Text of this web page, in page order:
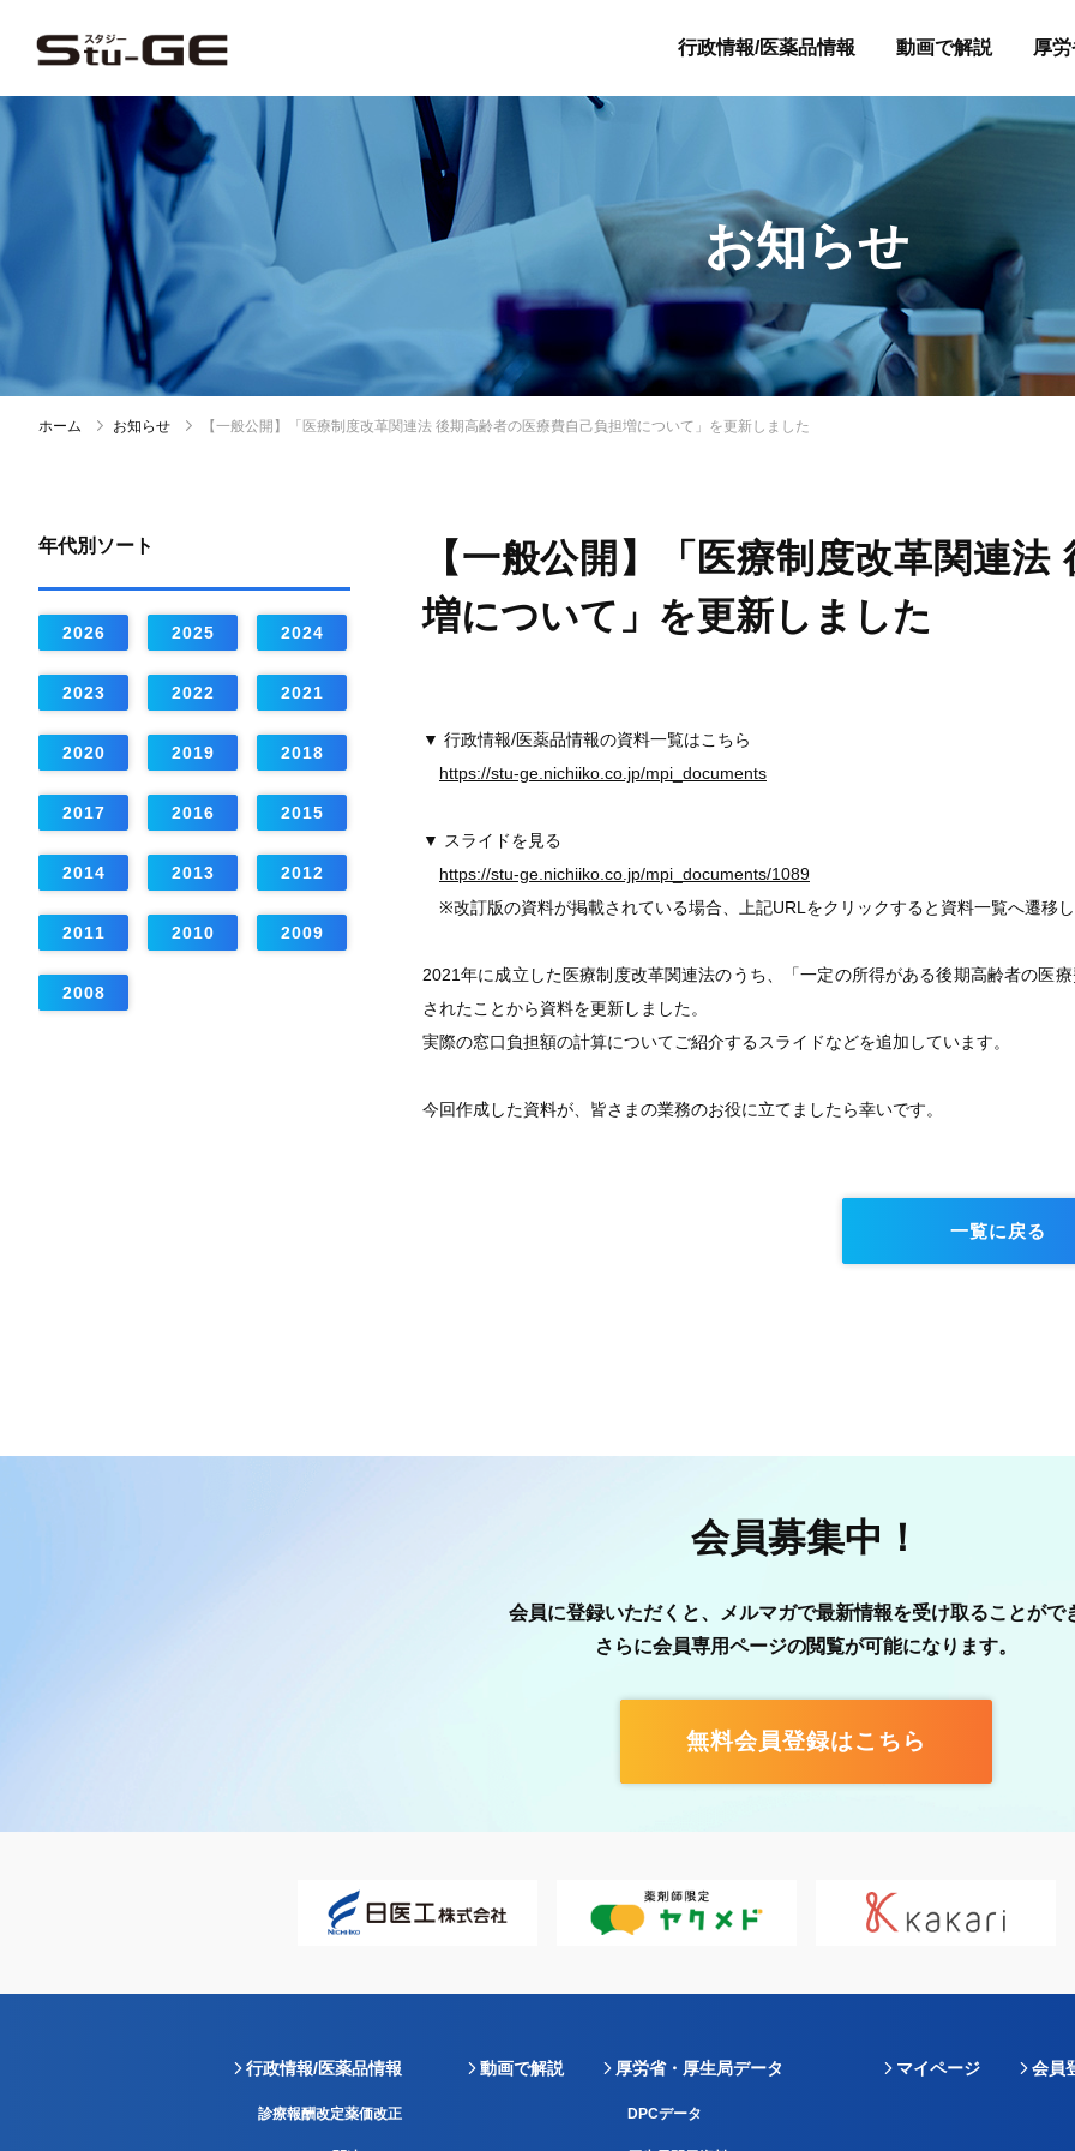
行政情報/医薬品情報 動画で解説 厚
お知らせ
ホーム お知らせ 【一般公開】「医療制度改革関連法 後期高齢者の医療費自己負担増について」を更新しました
【一般公開】「医療制度改革関連
増について」を更新しました
▼ 行政情報/医薬品情報の資料一覧はこちら
https://stu-ge.nichiiko.co.jp/mpi_documents
▼ スライドを見る
https://stu-ge.nichiiko.co.jp/mpi_documents/1089
※改訂版の資料が掲載されている場合、上記URLをクリックすると資料一覧へ遷移
2021年に成立した医療制度改革関連法のうち、「一定の所得がある後期高齢者の医
されたことから資料を更新しました。
実際の窓口負担額の計算についてご紹介するスライドなどを追加しています。
今回作成した資料が、皆さまの業務のお役に立てましたら幸いです。
一覧に戻る
年代別ソート
2026 2025 2024
2023 2022 2021
2020 2019 2018
2017 2016 2015
2014 2013 2012
2011 2010 2009
2008
会員募集中！
会員に登録いただくと、メルマガで最新情報を受け取ることがで
さらに会員専用ページの閲覧が可能になります。
無料会員登録はこちら
行政情報/医薬品情報
診療報酬改定薬価改正
動画で解説 厚労省・厚生局データ
DPCデータ
マイページ 会員